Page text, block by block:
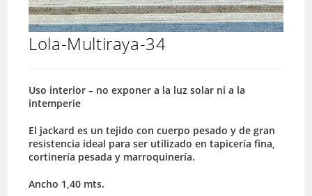
Lola-Multiraya-34
Uso interior – no exponer a la luz solar ni a la
intemperie
El jackard es un tejido con cuerpo pesado y de gran
resistencia ideal para ser utilizado en tapicería fina,
cortinería pesada y marroquinería.
Ancho 1,40 mts.